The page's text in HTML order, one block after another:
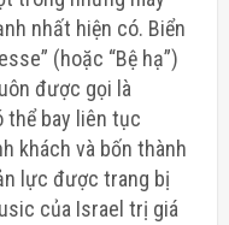
nhất hiện có. Biển
(hoặc “Bệ hạ”)
được gọi là
thể bay liên tục
khách và bốn thành
lực được trang bị
của Israel trị giá